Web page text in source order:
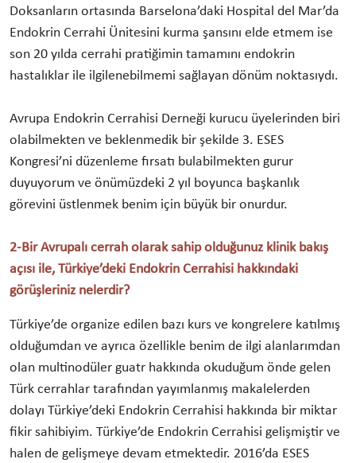
Doksanların ortasında Barselona’daki Hospital del Mar’da
Endokrin Cerrahi Ünitesini kurma şansını elde etmem ise
son 20 yılda cerrahi pratiğimin tamamını endokrin
hastalıklar ile ilgilenebilmemi sağlayan dönüm noktasıydı.
Avrupa Endokrin Cerrahisi Derneği kurucu üyelerinden biri
olabilmekten ve beklenmedik bir şekilde 3. ESES
Kongresi’ni düzenleme fırsatı bulabilmekten gurur
duyuyorum ve önümüzdeki 2 yıl boyunca başkanlık
görevini üstlenmek benim için büyük bir onurdur.
2-Bir Avrupalı cerrah olarak sahip olduğunuz klinik bakış
açısı ile, Türkiye’deki Endokrin Cerrahisi hakkındaki
görüşleriniz nelerdir?
Türkiye’de organize edilen bazı kurs ve kongrelere katılmış
olduğumdan ve ayrıca özellikle benim de ilgi alanlarımdan
olan multinodüler guatr hakkında okuduğum önde gelen
Türk cerrahlar tarafından yayımlanmış makalelerden
dolayı Türkiye’deki Endokrin Cerrahisi hakkında bir miktar
fikir sahibiyim. Türkiye’de Endokrin Cerrahisi gelişmiştir ve
halen de gelişmeye devam etmektedir. 2016’da ESES